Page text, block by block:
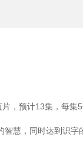
，预计13集，每集5
慧，同时达到识字